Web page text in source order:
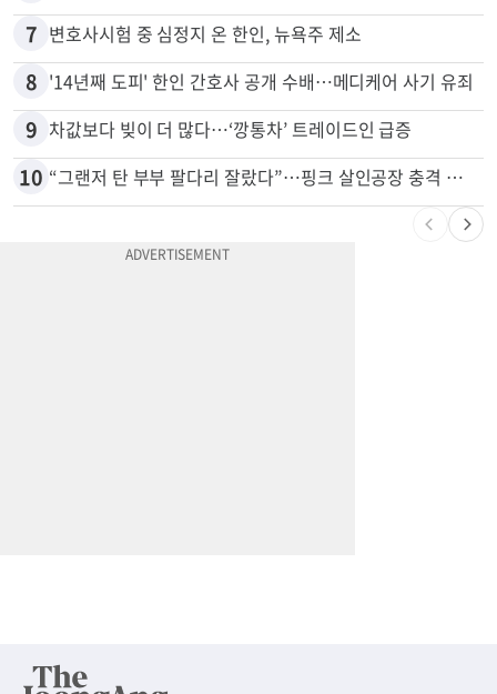
6
7 변호사시험 중 심정지 온 한인, 뉴욕주 제소
8 '14년째 도피' 한인 간호사 공개 수배…메디케어 사기 유죄
9 차값보다 빚이 더 많다…‘깡통차’ 트레이드인 급증
“그랜저 탄 부부 팔다리 잘랐다”…핑크 살인공장 충격 실체